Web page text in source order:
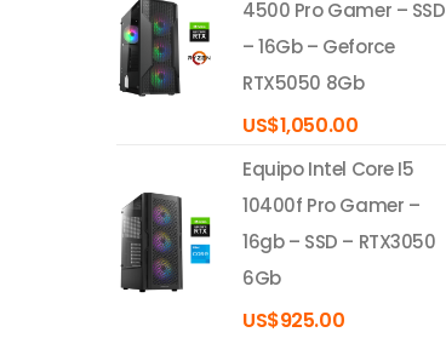
4500 Pro Gamer – SSD
– 16Gb – Geforce
RTX5050 8Gb
US$1,050.00
Equipo Intel Core I5
10400f Pro Gamer –
16gb – SSD – RTX3050
6Gb
US$925.00